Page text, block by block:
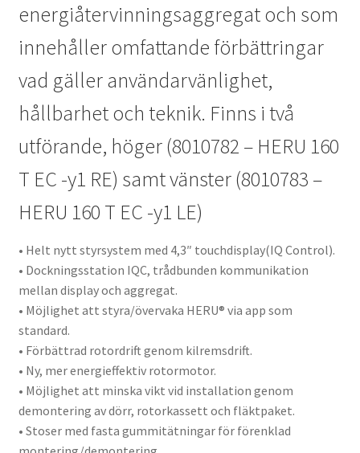
energiåtervinningsaggregat och som
innehåller omfattande förbättringar
vad gäller användarvänlighet,
hållbarhet och teknik. Finns i två
utförande, höger (8010782 – HERU 160
T EC -y1 RE) samt vänster (8010783 –
HERU 160 T EC -y1 LE)
• Helt nytt styrsystem med 4,3″ touchdisplay(IQ Control).
• Dockningsstation IQC, trådbunden kommunikation
mellan display och aggregat.
• Möjlighet att styra/övervaka HERU® via app som
standard.
• Förbättrad rotordrift genom kilremsdrift.
• Ny, mer energieffektiv rotormotor.
• Möjlighet att minska vikt vid installation genom
demontering av dörr, rotorkassett och fläktpaket.
• Stoser med fasta gummitätningar för förenklad